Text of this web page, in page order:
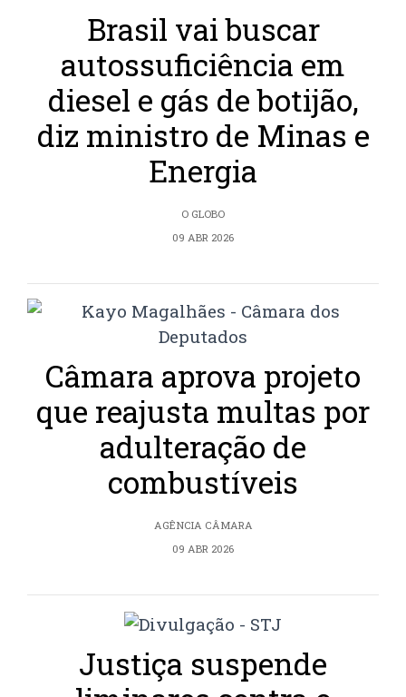
Brasil vai buscar
autossuficiência em
diesel e gás de botijão,
diz ministro de Minas e
Energia
O GLOBO
09 ABR 2026
Câmara aprova projeto
que reajusta multas por
adulteração de
combustíveis
AGÊNCIA CÂMARA
09 ABR 2026
Justiça suspende